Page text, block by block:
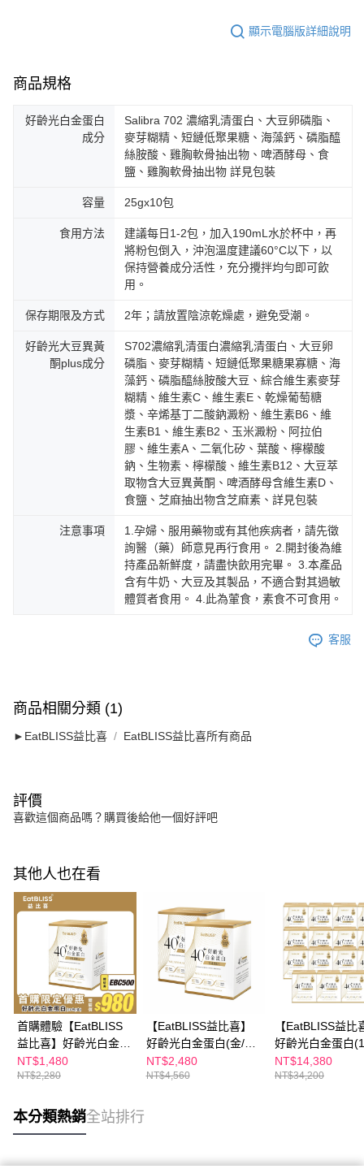
顯示電腦版詳細說明
商品規格
好齡光白金蛋白
成分
Salibra 702 濃縮乳清蛋白、大豆卵磷脂、
麥芽糊精、短鏈低聚果糖、海藻鈣、磷脂醯
絲胺酸、雞胸軟骨抽出物、啤酒酵母、食
鹽、雞胸軟骨抽出物 詳見包裝
容量 25gx10包
食用方法
建議每日1-2包，加入190mL水於杯中，再
將粉包倒入，沖泡溫度建議60°C以下，以
保持營養成分活性，充分攪拌均勻即可飲
用。
保存期限及方式 2年；請放置陰涼乾燥處，避免受潮。
好齡光大豆異黃
酮plus成分
S702濃縮乳清蛋白濃縮乳清蛋白、大豆卵
磷脂、麥芽糊精、短鏈低聚果糖果寡糖、海
藻鈣、磷脂醯絲胺酸大豆、綜合維生素麥芽
糊精、維生素C、維生素E、乾燥葡萄糖
漿、辛烯基丁二酸鈉澱粉、維生素B6、維
生素B1、維生素B2、玉米澱粉、阿拉伯
膠、維生素A、二氧化矽、葉酸、檸檬酸
鈉、生物素、檸檬酸、維生素B12、大豆萃
取物含大豆異黃酮、啤酒酵母含維生素D、
食鹽、芝麻抽出物含芝麻素、詳見包裝
注意事項
1.孕婦、服用藥物或有其他疾病者，請先徵
詢醫（藥）師意見再行食用。 2.開封後為維
持產品新鮮度，請盡快飲用完畢。 3.本產品
含有牛奶、大豆及其製品，不適合對其過敏
體質者食用。 4.此為葷食，素食不可食用。
客服
商品相關分類 (1)
►EatBLISS益比喜 EatBLISS益比喜所有商品
評價
喜歡這個商品嗎？購買後給他一個好評吧
其他人也在看
首購體驗【EatBLISS
益比喜】好齡光白金蛋
白(金/葷食)/白金蛋白
(桃/奶素) (10包/盒 任
NT$1,480
NT$2,280
【EatBLISS益比喜】
好齡光白金蛋白(金/葷
食)/白金蛋白大豆異黃
酮plus(桃/奶素)任選2
NT$2,480
NT$4,560
【EatBLISS益比
好齡光白金蛋白
盒)10包x15盒｜
體素
NT$14,380
NT$34,200
本分類熱銷全站排行